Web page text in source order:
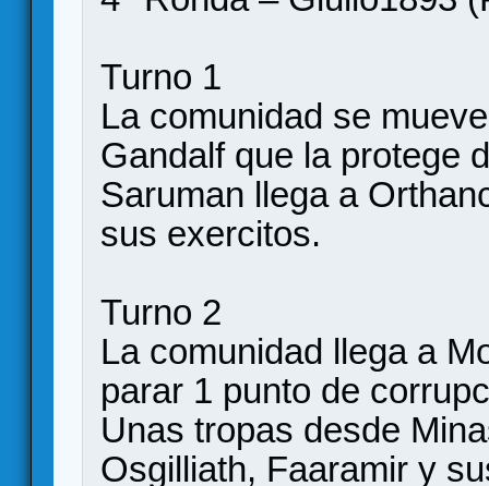
Turno 1
La comunidad se
Gandalf que la protege
Saruman llega a
sus exercitos.
Turno 2
La comunidad llega a
parar 1 punto de
Unas tropas desde
Osgilliath, Faaramir y